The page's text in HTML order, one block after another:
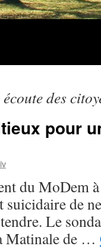
écoute des
pour
du MoDem
de
Le
Matinale de …